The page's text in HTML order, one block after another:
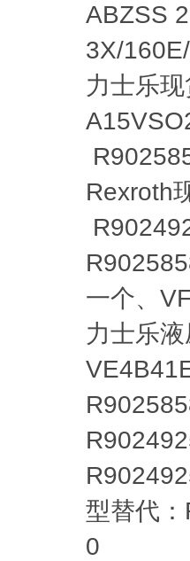
ABZSS
3X/
力士乐
Rexroth
一个、
力士乐
型替代
0